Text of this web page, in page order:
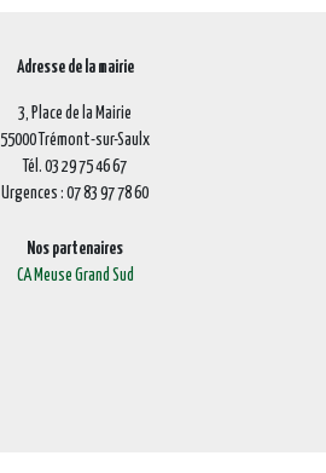
Adresse de la mairie
3, Place de la Mairie
55000 Trémont-sur-Saulx
Tél. 03 29 75 46 67
Urgences : 07 83 97 78 60
Nos partenaires
CA Meuse Grand Sud